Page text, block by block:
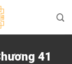
41